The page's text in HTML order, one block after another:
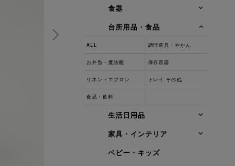
食器
台所用品・食品
ALL 調理道具・やかん
お弁当・魔法瓶 保存容器
リネン・エプロン トレイ その他
食品・飲料
生活日用品
家具・インテリア
ベビー・キッズ